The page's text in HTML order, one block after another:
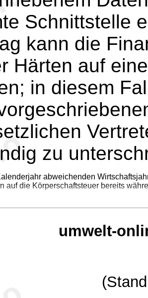
Schnittstelle
kann die
Härten auf
in diesem
zu
abweichenden
auf die Körperschaftsteuer bereits
umwelt-